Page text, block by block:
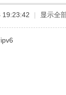
19:23:42 | 显示全